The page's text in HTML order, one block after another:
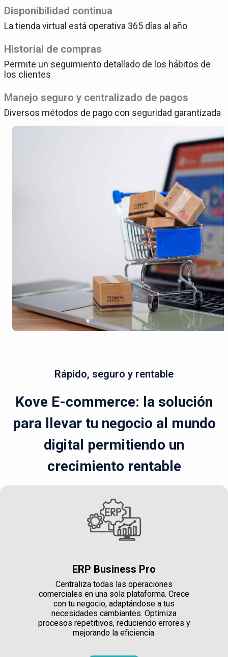
Disponibilidad continua
La tienda virtual está operativa 365 días al año
Historial de compras
Permite un seguimiento detallado de los hábitos de
los clientes
Manejo seguro y centralizado de pagos
Diversos métodos de pago con seguridad garantizada
Rápido, seguro y rentable
Kove E-commerce: la solución
para llevar tu negocio al mundo
digital permitiendo un
crecimiento rentable
ERP Business Pro
Centraliza todas las operaciones
comerciales en una sola plataforma. Crece
con tu negocio, adaptándose a tus
necesidades cambiantes. Optimiza
procesos repetitivos, reduciendo errores y
mejorando la eficiencia.